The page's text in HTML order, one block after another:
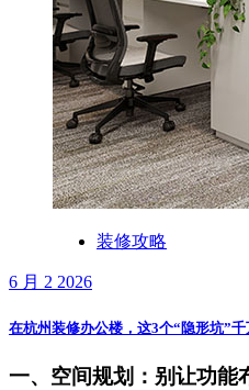
装修攻略
6 月 2 2026
在杭州装修办公楼，这3个“隐形坑”
一、空间规划：别让功能